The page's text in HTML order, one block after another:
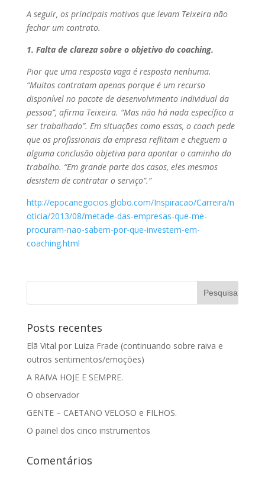
A seguir, os principais motivos que levam Teixeira não
fechar um contrato.
1. Falta de clareza sobre o objetivo do coaching.
Pior que uma resposta vaga é resposta nenhuma.
“Muitos contratam apenas porque é um recurso
disponível no pacote de desenvolvimento individual da
pessoa”, afirma Teixeira. “Mas não há nada específico a
ser trabalhado”. Em situações como essas, o coach pede
que os profissionais da empresa reflitam e cheguem a
alguma conclusão objetiva para apontar o caminho do
trabalho. “Em grande parte dos casos, eles mesmos
desistem de contratar o serviço”.”
http://epocanegocios.globo.com/Inspiracao/Carreira/n
oticia/2013/08/metade-das-empresas-que-me-
procuram-nao-sabem-por-que-investem-em-
coaching.html
Posts recentes
Elã Vital por Luiza Frade (continuando sobre raiva e
outros sentimentos/emoções)
A RAIVA HOJE E SEMPRE.
O observador
GENTE – CAETANO VELOSO e FILHOS.
O painel dos cinco instrumentos
Comentários